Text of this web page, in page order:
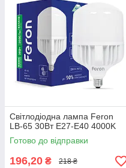
Світлодіодна лампа Feron
LB-65 30Вт E27-E40 4000K
Готово до відправки
196,20 ₴ 218 ₴